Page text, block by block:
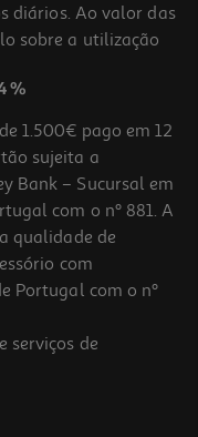
diários. Ao valor das
sobre a utilização
%
1.500€ pago em 12
sujeita a
Bank – Sucursal em
com o nº 881. A
qualidade de
com
Portugal com o nº
serviços de